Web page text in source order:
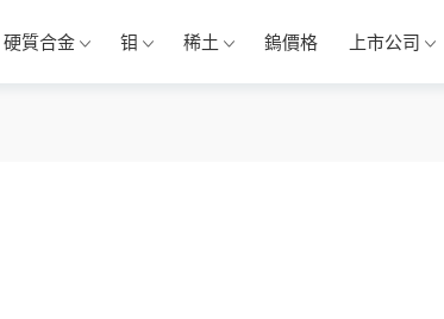
硬質合金 钼 稀土 鎢價格 上市公司